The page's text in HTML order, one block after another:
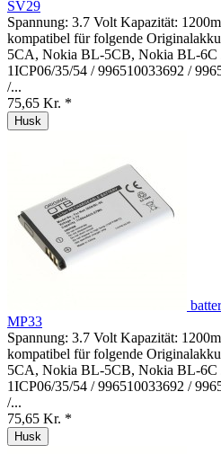
SV29
Spannung: 3.7 Volt Kapazität:
kompatibel für folgende
5CA, Nokia BL-5CB, Nokia BL-6C
1ICP06/35/54 / 996510033692 /
/...
75,65 Kr. *
Husk
MP33
Spannung: 3.7 Volt Kapazität:
kompatibel für folgende
5CA, Nokia BL-5CB, Nokia BL-6C
1ICP06/35/54 / 996510033692 /
/...
75,65 Kr. *
Husk